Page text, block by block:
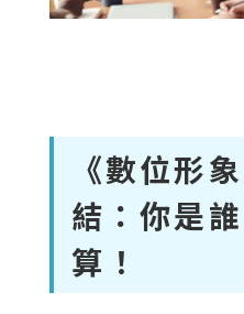
《數位形
結：你是
算！